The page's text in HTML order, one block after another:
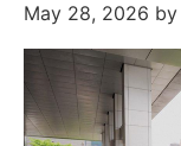
May 28, 2026 by